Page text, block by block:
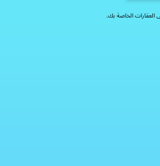
الخاصة بك.